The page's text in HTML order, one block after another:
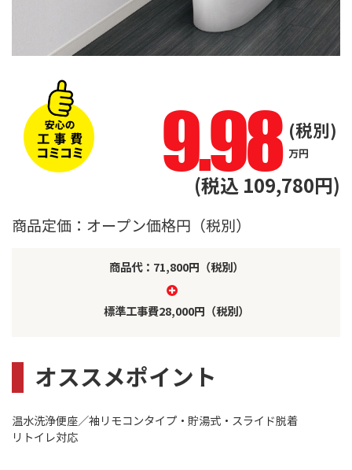
9.98 (税別)
万円
(税込 109,780円)
商品定価：オープン価格円（税別）
商品代：71,800円（税別）
標準工事費28,000円（税別）
オススメポイント
温水洗浄便座／袖リモコンタイプ・貯湯式・スライド脱着
リトイレ対応